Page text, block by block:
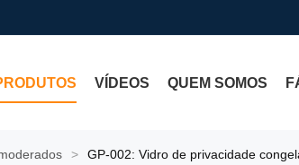
VÍDEOS QUEM SOMOS
> GP-002: Vidro de privacidade